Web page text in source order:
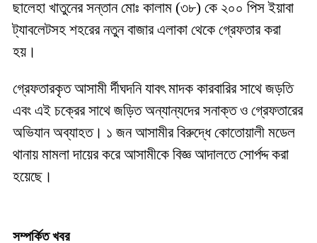
ছালেহা খাতুনের সন্তান মোঃ কালাম (৩৮) কে ২০০ পিস ইয়াবা
ট্যাবলেটসহ শহরের নতুন বাজার এলাকা থেকে গ্রেফতার করা
হয়।
গ্রেফতারকৃত আসামী র্দীঘদনি যাবৎ মাদক কারবারির সাথে জড়তি
এবং এই চক্রের সাথে জড়িত অন্যান্যদের সনাক্ত ও গ্রেফতারের
অভিযান অব্যাহত। ১ জন আসামীর বিরুদ্ধে কোতোয়ালী মডেল
থানায় মামলা দায়ের করে আসামীকে বিজ্ঞ আদালতে সোর্পদ্দ করা
হয়েছে।
সম্পর্কিত খবর